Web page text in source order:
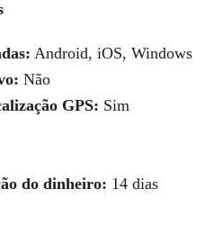
Android, iOS, Windows
Não
GPS: Sim
do dinheiro: 14 dias